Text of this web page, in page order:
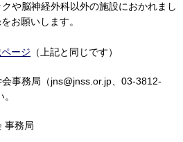
や脳神経外科以外の施設におかれまし
お願いします。
ージ （上記と同じです）
事務局（jns@jnss.or.jp、03-3812-
事務局